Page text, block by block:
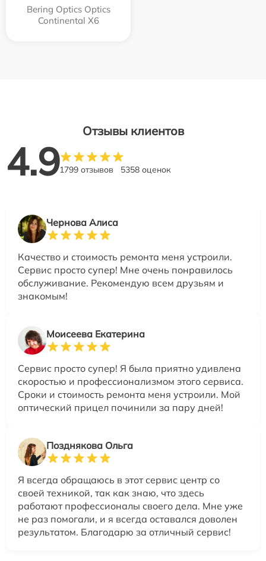
Bering Optics Optics
Continental X6
Отзывы клиентов
4.91799 отзывов 5358 оценок
Чернова Алиса
Качество и стоимость ремонта меня устроили.
Сервис просто супер! Мне очень понравилось
обслуживание. Рекомендую всем друзьям и
знакомым!
Моисеева Екатерина
Сервис просто супер! Я была приятно удивлена
скоростью и профессионализмом этого сервиса.
Сроки и стоимость ремонта меня устроили. Мой
оптический прицел починили за пару дней!
Позднякова Ольга
Я всегда обращаюсь в этот сервис центр со
своей техникой, так как знаю, что здесь
работают профессионалы своего дела. Мне уже
не раз помогали, и я всегда оставался доволен
результатом. Благодарю за отличный сервис!